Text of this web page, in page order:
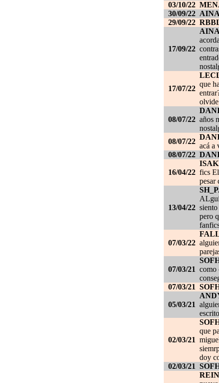
03/10/22
30/09/22
29/09/22
17/09/22
17/07/22
que
08/07/22 años
08/07/22
acá a
08/07/22
16/04/22 fics
pesar
13/04/22
pero
07/03/22
07/03/21 como
07/03/21
05/03/21
02/03/21
que
doy
02/03/21